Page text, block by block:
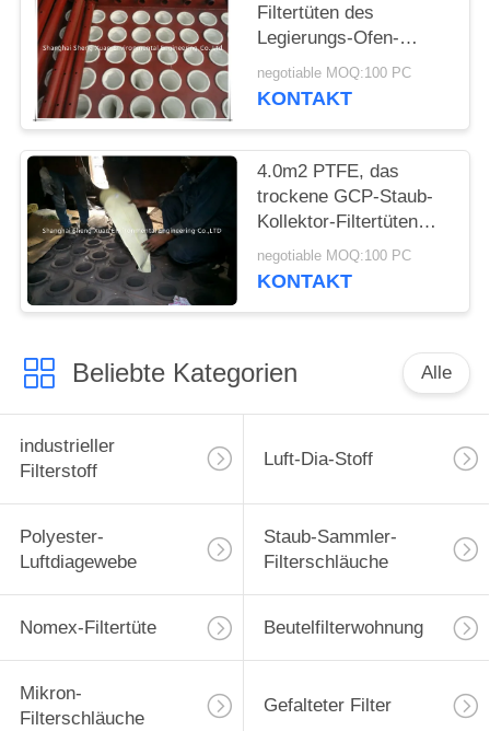
Filtertüten des
Legierungs-Ofen-
Polyester-550gsm
negotiable MOQ:100 PC
KONTAKT
4.0m2 PTFE, das
trockene GCP-Staub-
Kollektor-Filtertüten
beschichtet
negotiable MOQ:100 PC
KONTAKT
Beliebte Kategorien Alle
industrieller
Filterstoff
Luft-Dia-Stoff
Polyester-
Luftdiagewebe
Staub-Sammler-
Filterschläuche
Nomex-Filtertüte Beutelfilterwohnung
Mikron-
Filterschläuche
Gefalteter Filter